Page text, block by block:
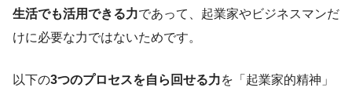
生活でも活用できる力であって、起業家やビジネスマンだ
けに必要な力ではないためです。
以下の3つのプロセスを自ら回せる力を「起業家的精神」